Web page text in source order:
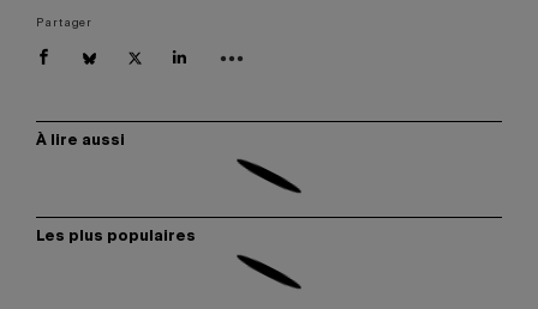
Partager
À lire aussi
Les plus populaires